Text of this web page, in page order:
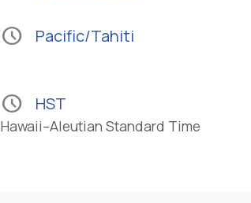
schedule Pacific/Tahiti
schedule HST
Hawaii–Aleutian Standard Time